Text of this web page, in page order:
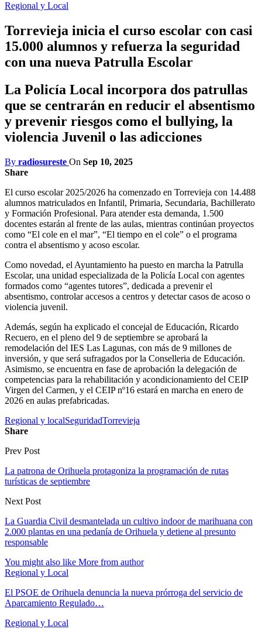
Regional y Local
Torrevieja inicia el curso escolar con casi
15.000 alumnos y refuerza la seguridad
con una nueva Patrulla Escolar
La Policía Local incorpora dos patrullas
que se centrarán en reducir el absentismo
y prevenir riesgos como el bullying, la
violencia Juvenil o las adicciones
By radiosureste On Sep 10, 2025
Share
El curso escolar 2025/2026 ha comenzado en Torrevieja con 14.488
alumnos matriculados en Infantil, Primaria, Secundaria, Bachillerato
y Formación Profesional. Para atender esta demanda, 1.500
docentes estarán al frente de las aulas, mientras continúan proyectos
como “El cole en el mar”, “El tiempo en el cole” o el programa
contra el absentismo y acoso escolar.
Como novedad, el Ayuntamiento ha puesto en marcha la Patrulla
Escolar, una unidad especializada de la Policía Local con agentes
formados como “agentes tutores”, dedicada a prevenir el
absentismo, controlar accesos a centros y detectar casos de acoso o
violencia juvenil.
Además, según ha explicado el concejal de Educación, Ricardo
Recuero, en el pleno del 9 de septiembre se aprobará la
remodelación del IES Las Lagunas, con más de 9 millones de
inversión, y que será sufragados por la Conselleria de Educación.
Asimismo, se encuentra en fase de aprobación la delegación de
competencias para la rehabilitación y acondicionamiento del CEIP
Virgen del Carmen, y el CEIP nº16 estará en marcha en enero de
2026 en aulas prefabricadas.
Regional y localSeguridadTorrevieja
Share
Prev Post
La patrona de Orihuela protagoniza la programación de rutas
turísticas de septiembre
Next Post
La Guardia Civil desmantelada un cultivo indoor de marihuana con
2.000 plantas en una pedanía de Orihuela y detiene al presunto
responsable
You might also like More from author
Regional y Local
El PSOE de Orihuela denuncia la nueva prórroga del servicio de
Aparcamiento Regulado…
Regional y Local